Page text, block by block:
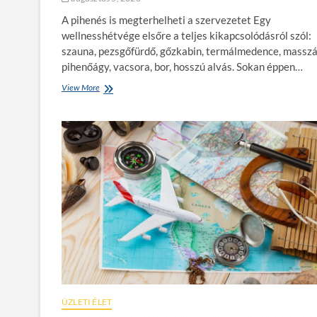
o
l
o
n
,
n
é
s
á
l
l
o
m
g
,
o
A pihenés is megterhelheti a szervezetet Egy
wellnesshétvége elsőre a teljes kikapcsolódásról szól:
szauna, pezsgőfürdő, gőzkabin, termálmedence,
pihenőágy, vacsora, bor, hosszú alvás. Sokan éppen…
View More W
l
n
e
s
s
é
t
é
e
r
j
ÜZLETI ÉLET